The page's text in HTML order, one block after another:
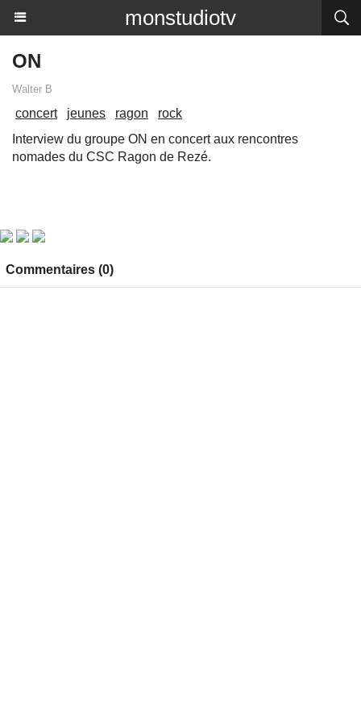
monstudiotv
ON
Walter B
concert jeunes ragon
rock
Interview du groupe ON en concert aux rencontres
nomades du CSC Ragon de Rezé.
Commentaires (0)